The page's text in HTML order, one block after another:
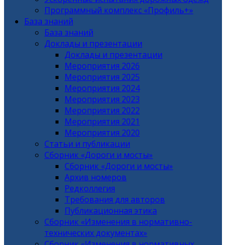
Программный комплекс «Профиль+»
База знаний
База знаний
Доклады и презентации
Доклады и презентации
Мероприятия 2026
Мероприятия 2025
Мероприятия 2024
Мероприятия 2023
Мероприятия 2022
Мероприятия 2021
Мероприятия 2020
Статьи и публикации
Сборник «Дороги и мосты»
Сборник «Дороги и мосты»
Архив номеров
Редколлегия
Требования для авторов
Публикационная этика
Сборник «Изменения в нормативно-
технических документах»